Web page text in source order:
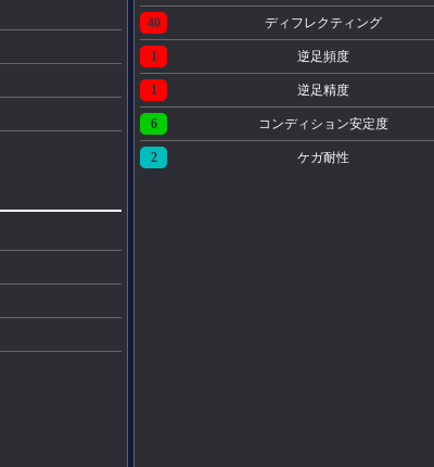
40 ディフレクティング
1 逆足頻度
1 逆足精度
6 コンディション安定度
2 ケガ耐性